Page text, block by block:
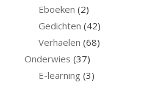
Eboeken (2)
Gedichten (42)
Verhaelen (68)
Onderwies (37)
E-learning (3)